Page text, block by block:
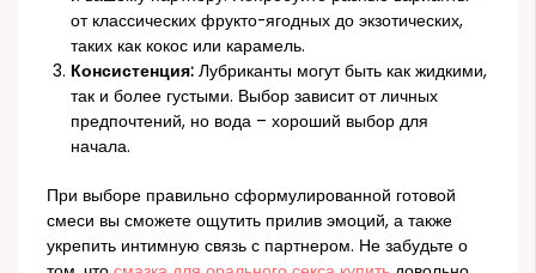
от классических фрукто-ягодных до экзотических,
таких как кокос или карамель.
Консистенция: Лубриканты могут быть как жидкими,
так и более густыми. Выбор зависит от личных
предпочтений, но вода – хороший выбор для
начала.
При выборе правильно сформулированной готовой
смеси вы сможете ощутить прилив эмоций, а также
укрепить интимную связь с партнером. Не забудьте о